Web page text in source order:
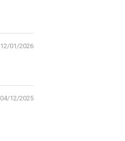
12/01/2026
04/12/2025